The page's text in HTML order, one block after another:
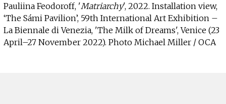
Pauliina Feodoroff, 'Matriarchy', 2022. Installation view,
‘The Sámi Pavilion’, 59th International Art Exhibition –
La Biennale di Venezia, 'The Milk of Dreams', Venice (23
April–27 November 2022). Photo Michael Miller / OCA